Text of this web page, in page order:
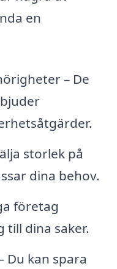
en
– De
storlek på
dina behov.
företag
till dina saker.
Du kan spara